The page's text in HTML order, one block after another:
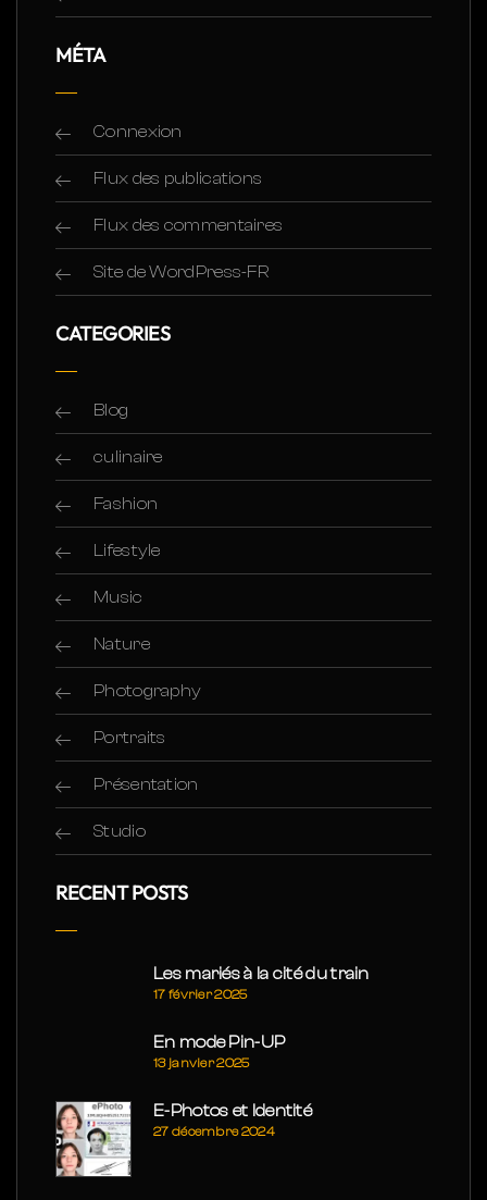
MÉTA
Connexion
Flux des publications
Flux des commentaires
Site de WordPress-FR
CATEGORIES
Blog
culinaire
Fashion
Lifestyle
Music
Nature
Photography
Portraits
Présentation
Studio
RECENT POSTS
Les mariés à la cité du train
17 février 2025
En mode Pin-UP
13 janvier 2025
E-Photos et Identité
27 décembre 2024